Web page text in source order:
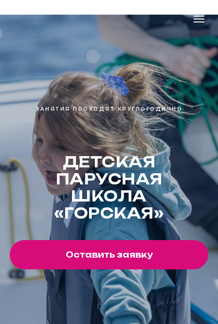
ЗАНЯТИЯ ПРОХОДЯТ КРУГЛОГОДИЧНО
ДЕТСКАЯ
ПАРУСНАЯ
ШКОЛА
«ГОРСКАЯ»
Оставить заявку